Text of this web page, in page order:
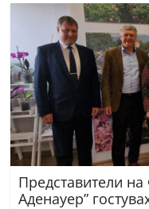
Представители
Аденауер”